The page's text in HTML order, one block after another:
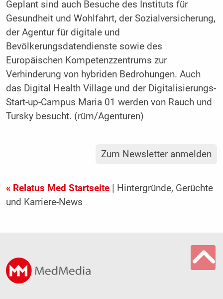
Geplant sind auch Besuche des Instituts für
Gesundheit und Wohlfahrt, der Sozialversicherung,
der Agentur für digitale und
Bevölkerungsdatendienste sowie des
Europäischen Kompetenzzentrums zur
Verhinderung von hybriden Bedrohungen. Auch
das Digital Health Village und der Digitalisierungs-
Start-up-Campus Maria 01 werden von Rauch und
Tursky besucht. (rüm/Agenturen)
Zum Newsletter anmelden
« Relatus Med Startseite| Hintergründe, Gerüchte
und Karriere-News